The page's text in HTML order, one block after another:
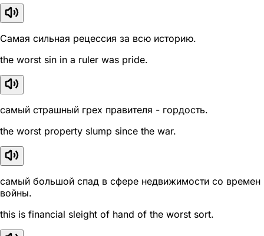
Самая сильная рецессия за всю историю.
the worst sin in a ruler was pride.
самый страшный грех правителя - гордость.
the worst property slump since the war.
самый большой спад в сфере недвижимости со времен
войны.
this is financial sleight of hand of the worst sort.